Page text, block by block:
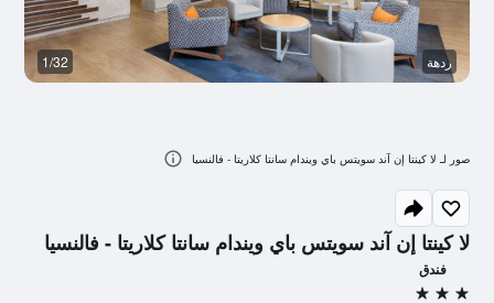
لا كينتا إن آند سويتس باي ويندام سانتا كلاريتا - فالنسيا
فندق
ردهة 1/32
صور لـ لا كينتا إن آند سويتس باي ويندام سانتا كلاريتا - فالنسيا